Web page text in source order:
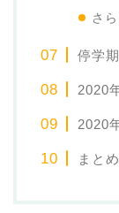
さ
停学
2020
2020
まとめ